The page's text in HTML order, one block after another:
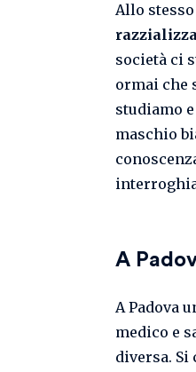
Allo
società ci
ormai che
studiamo
maschio
A
A Padova
medico e
diversa. Si